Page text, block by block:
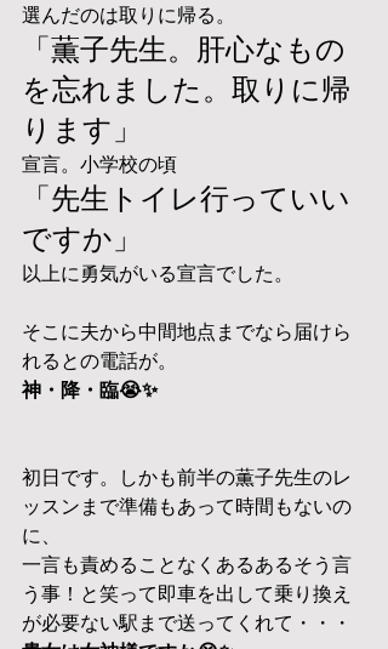
選んだのは取りに帰る。
「薫子先生。肝心なもの
を忘れました。取りに帰
ります」
宣言。小学校の頃
「先生トイレ行っていい
ですか」
以上に勇気がいる宣言でした。
そこに夫から中間地点までなら届けら
れるとの電話が。
神・降・臨😭✨
初日です。しかも前半の薫子先生のレ
ッスンまで準備もあって時間もないの
に、
一言も責めることなくあるあるそう言
う事！と笑って即車を出して乗り換え
が必要ない駅まで送ってくれて・・・